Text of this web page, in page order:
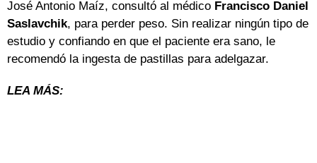
José Antonio Maíz, consultó al médico Francisco Daniel
Saslavchik, para perder peso. Sin realizar ningún tipo de
estudio y confiando en que el paciente era sano, le
recomendó la ingesta de pastillas para adelgazar.
LEA MÁS: